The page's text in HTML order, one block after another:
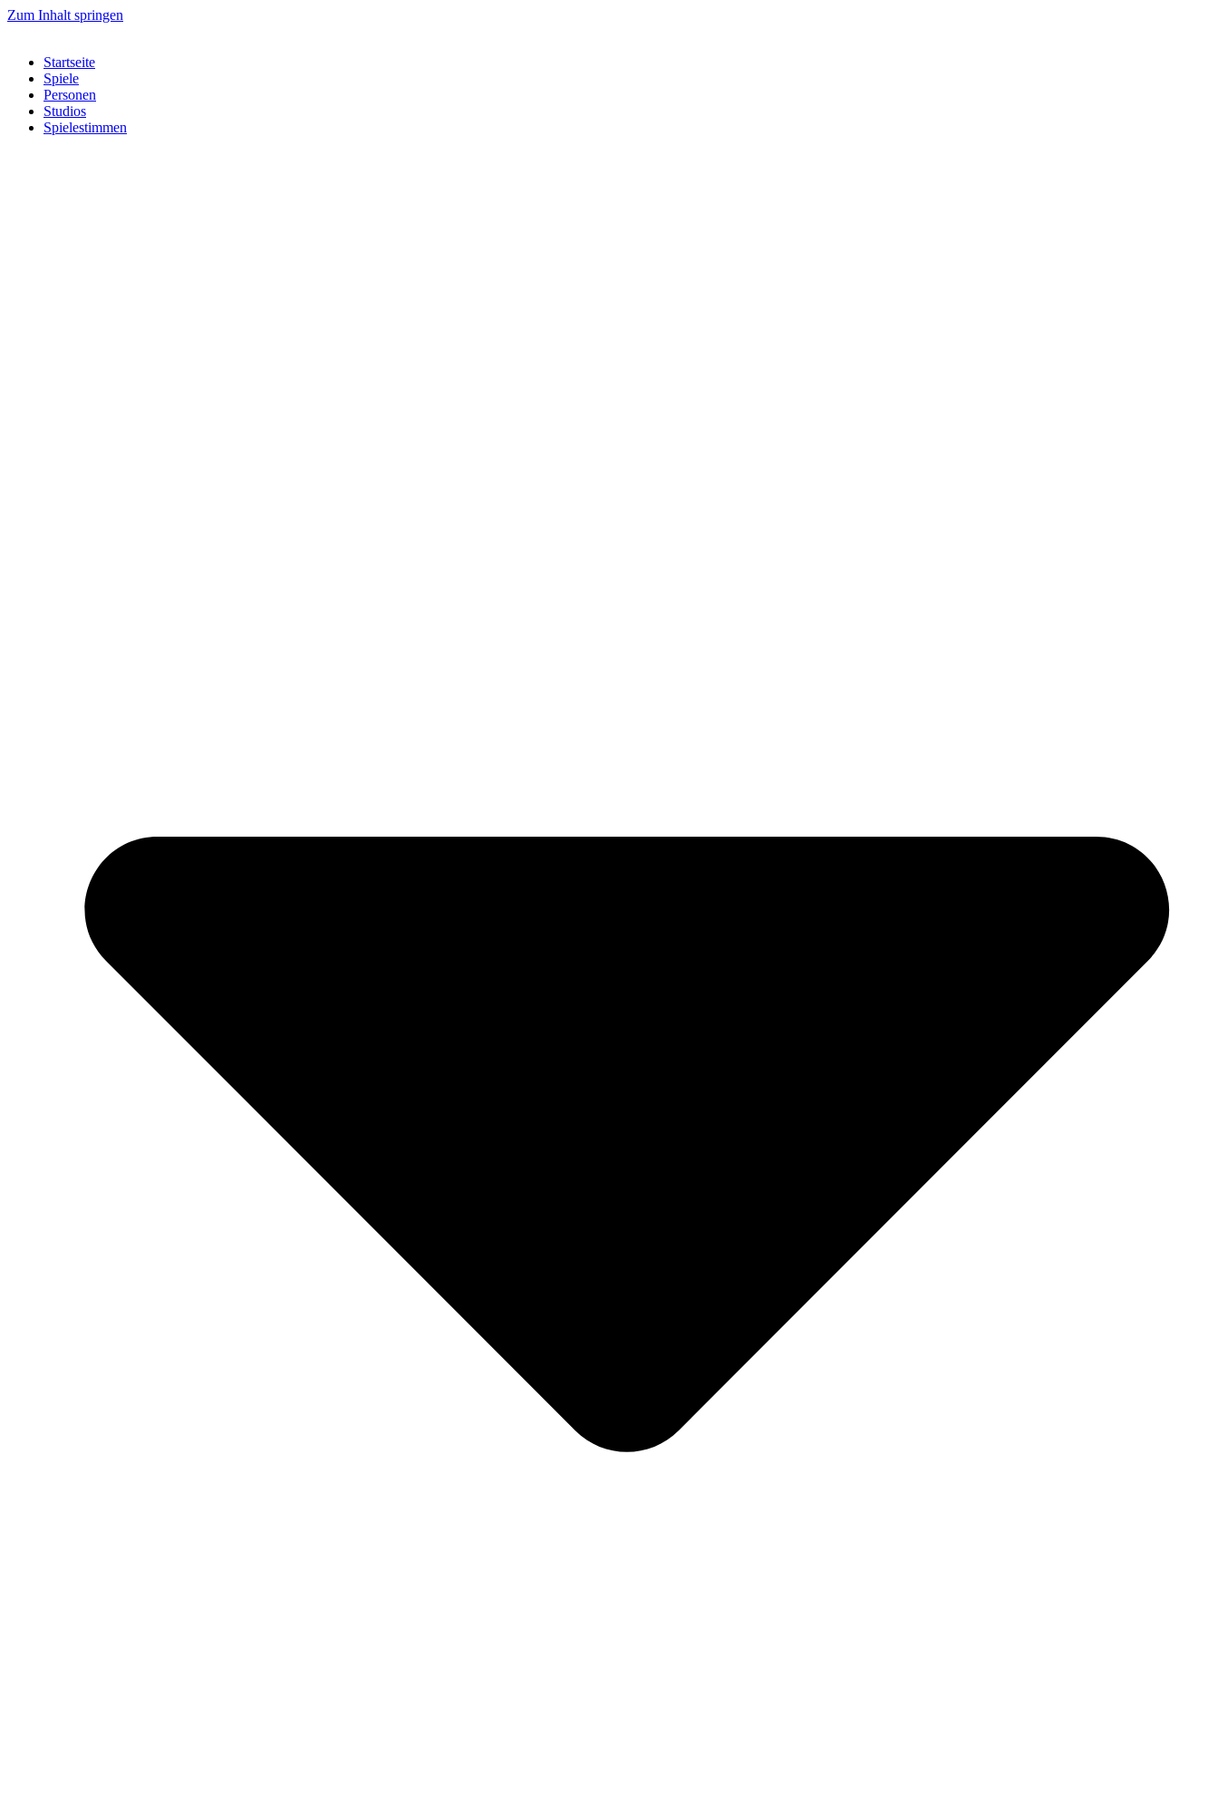
Zum Inhalt springen
Startseite
Spiele
Personen
Studios
Spielestimmen